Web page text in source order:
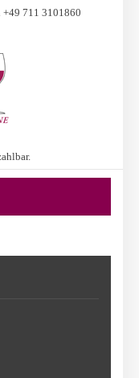
+49 711 3101860